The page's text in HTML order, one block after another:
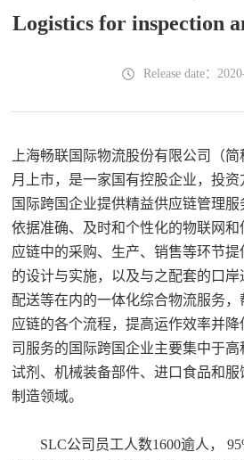
Logistics for inspection
Release date：
上海畅联国际物流股份有限公司（
月上市，是一家国有控股企业，投
国际跨国企业提供精益供应链管理
依据准确、及时和个性化的物联网
应链中的采购、生产、销售等环节
的设计与实施，以及与之配套的口
配送等在内的一体化综合物流服务
应链的各个流程，提高运作效率并
司服务的国际跨国企业主要集中于
试剂、机械装备部件、进口食品和
制造领域。
SLC公司员工人数1600逾人，